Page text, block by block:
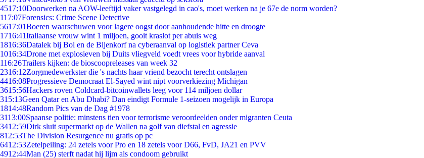
4517:10Doorwerken na AOW-leeftijd vaker vastgelegd in cao's, moet werken na je 67e de norm worden?
117:07Forensics: Crime Scene Detective
5617:01Boeren waarschuwen voor lagere oogst door aanhoudende hitte en droogte
1716:41Italiaanse vrouw wint 1 miljoen, gooit kraslot per abuis weg
1816:36Datalek bij Bol en de Bijenkorf na cyberaanval op logistiek partner Ceva
1016:34Drone met explosieven bij Duits vliegveld voedt vrees voor hybride aanval
116:26Trailers kijken: de bioscoopreleases van week 32
2316:12Zorgmedewerkster die 's nachts haar vriend bezocht terecht ontslagen
4416:08Progressieve Democraat El-Sayed wint nipt voorverkiezing Michigan
3615:56Hackers roven Coldcard-bitcoinwallets leeg voor 114 miljoen dollar
315:13Geen Qatar en Abu Dhabi? Dan eindigt Formule 1-seizoen mogelijk in Europa
1814:48Random Pics van de Dag #1978
3113:00Spaanse politie: minstens tien voor terrorisme veroordeelden onder migranten Ceuta
3412:59Dirk sluit supermarkt op de Wallen na golf van diefstal en agressie
812:53The Division Resurgence nu gratis op pc
6412:53Zetelpeiling: 24 zetels voor Pro en 18 zetels voor D66, FvD, JA21 en PVV
4912:44Man (25) sterft nadat hij lijm als condoom gebruikt